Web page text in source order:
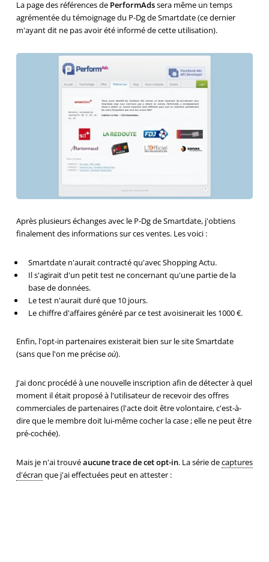
La page des références de PerformAdssera même un temps
agrémentée du témoignage du P-Dg de Smartdate (ce dernier
m'ayant dit ne pas avoir été informé de cette utilisation).
Après plusieurs échanges avec le P-Dg de Smartdate, j'obtiens
finalement des informations sur ces ventes. Les voici :
Smartdate n'aurait contracté qu'avec Shopping Actu.
Il s'agirait d'un petit test ne concernant qu'une partie de la
base de données.
Le test n'aurait duré que 10 jours.
Le chiffre d'affaires généré par ce test avoisinerait les 1000 €.
Enfin, l'opt-in partenaires existerait bien sur le site Smartdate
(sans que l'on me préciseoù).
J'ai donc procédé à une nouvelle inscription afin de détecter à quel
moment il était proposé à l'utilisateur de recevoir des offres
commerciales de partenaires (l'acte doit être volontaire, c'est-à-
dire que le membre doit lui-même cocher la case ; elle ne peut être
pré-cochée).
Mais je n'ai trouvéaucune trace de cet opt-in. La série decaptures
d'écran que j'ai effectuées peut en attester :